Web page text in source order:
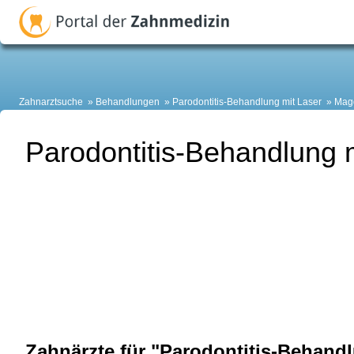
Zahnarztsuche Behandlungen Parodontitis-Behandlung mit Laser
Parodontitis-Behandlung